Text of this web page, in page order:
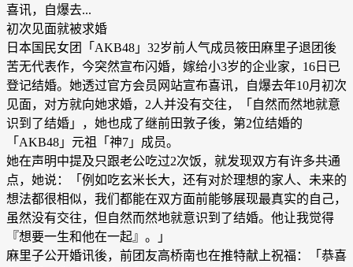
喜讯，自爆去...
初次见面就被求婚
日本国民女团「AKB48」32岁前人气成员筱田麻里子退团後
苦无代表作，今突然宣布闪婚，嫁给小3岁的企业家，16日已
登记结婚。她透过官方会员网站宣布喜讯，自爆去年10月初次
见面，对方就向她求婚，2人并没有交往，「自然而然地就意
识到了结婚」，她也成了继前田敦子後，第2位结婚的
「AKB48」元祖「神7」成员。
她在声明中提及只跟老公吃过2次饭，就发现双方有许多共通
点，她说：「例如吃玄米长大，还有对於理想的家人、未来的
想法都很相似，我们都能在双方面前能够展现最真实的自己，
虽然没有交往，但自然而然地就意识到了结婚。他让我觉得
『想要一生和他在一起』。」
麻里子公开婚讯後，前团友高桥南也在推特献上祝福：「恭喜